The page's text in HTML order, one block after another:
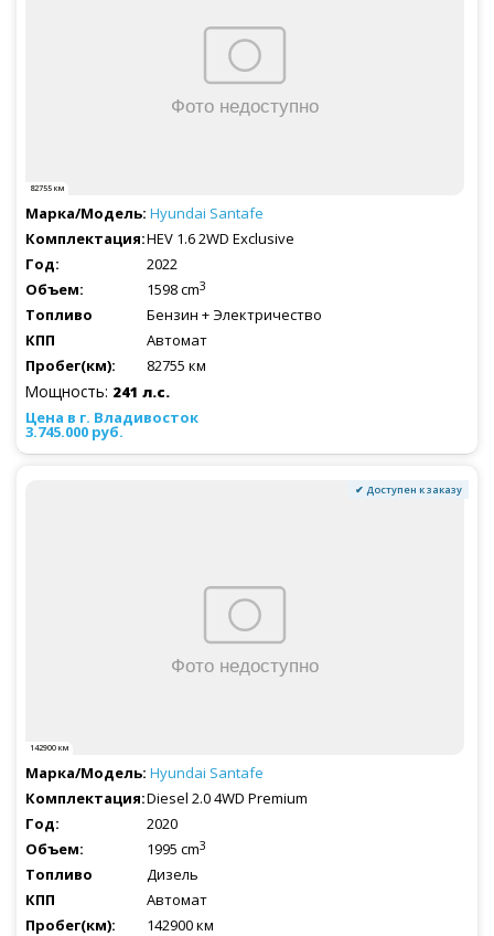
82755 км
Hyundai Santafe
HEV 1.6 2WD Exclusive
2022
1598 cm3
Бензин + Электричество
Автомат
82755 км
Мощность: 241 л.с.
3.745.000 руб.
✔ Доступен к заказу
142900 км
Hyundai Santafe
Diesel 2.0 4WD Premium
2020
1995 cm3
Дизель
Автомат
142900 км